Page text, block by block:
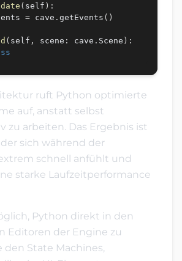
( self ) :
events
= cave . getEvents ( )
( self , scene : cave . Scene ) :
ruft Python optimierte
auf, anstatt selbst
zu arbeiten. Das Ergebnis ist
sich während der
schnell anfühlt und
starke Laufzeitperformance
Python direkt in den
Editoren der Engine zu
den State Machines,